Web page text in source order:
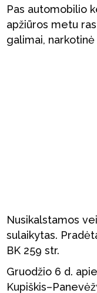
Pas automobilio
apžiūros metu
galimai,
Nusikalstamos
sulaikytas.
BK 259 str.
Gruodžio 6 d.